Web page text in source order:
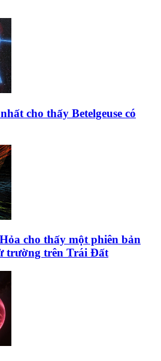
cho thấy Betelgeuse có
cho thấy một phiên bản
trường trên Trái Đất